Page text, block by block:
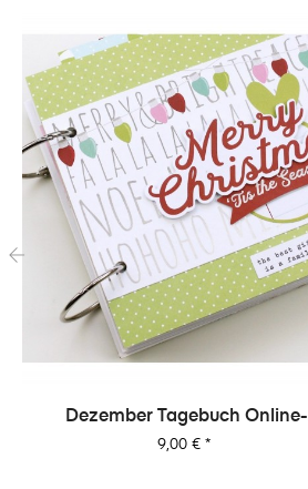
Dezember Tagebuch Online-
Workshop Von Dani
Preis
9,00 €*